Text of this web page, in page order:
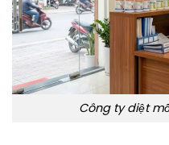
Công ty diệt